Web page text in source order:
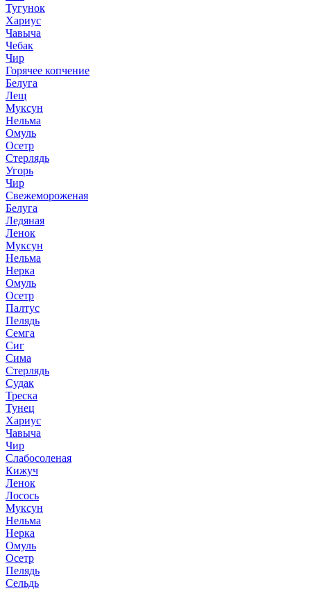
Тугунок
Хариус
Чавыча
Чебак
Чир
Горячее копчение
Белуга
Лещ
Муксун
Нельма
Омуль
Осетр
Стерлядь
Угорь
Чир
Свежемороженая
Белуга
Ледяная
Ленок
Муксун
Нельма
Нерка
Омуль
Осетр
Палтус
Пелядь
Семга
Сиг
Сима
Стерлядь
Судак
Треска
Тунец
Хариус
Чавыча
Чир
Слабосоленая
Кижуч
Ленок
Лосось
Муксун
Нельма
Нерка
Омуль
Осетр
Пелядь
Сельдь